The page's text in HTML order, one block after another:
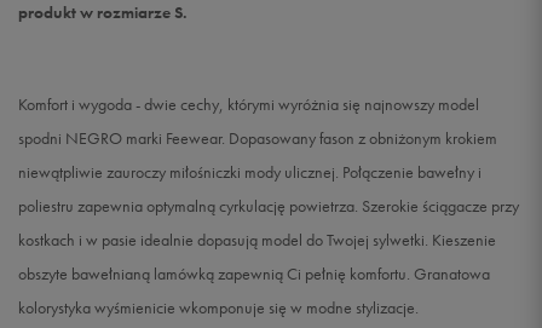
produkt w rozmiarze S.
Komfort i wygoda - dwie cechy, którymi wyróżnia się najnowszy model
spodni NEGRO marki Feewear. Dopasowany fason z obniżonym krokiem
niewątpliwie zauroczy miłośniczki mody ulicznej. Połączenie bawełny i
poliestru zapewnia optymalną cyrkulację powietrza. Szerokie ściągacze przy
kostkach i w pasie idealnie dopasują model do Twojej sylwetki. Kieszenie
obszyte bawełnianą lamówką zapewnią Ci pełnię komfortu. Granatowa
kolorystyka wyśmienicie wkomponuje się w modne stylizacje.